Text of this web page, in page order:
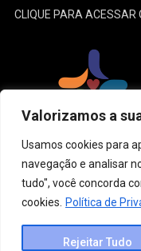
Valorizamos a
Usamos cookies para
navegação e analisar
tudo", você concorda
cookies.
Política de
Rejeitar Tudo
CLIQUE PARA ACESSAR
Desenvolvido e